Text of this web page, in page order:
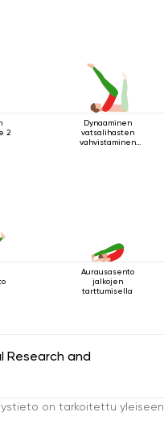
2
Dynaaminen
vatsalihasten
vahvistaminen
Aurausasento
jalkojen
tarttumisella
Research and
on tarkoitettu yleiseen